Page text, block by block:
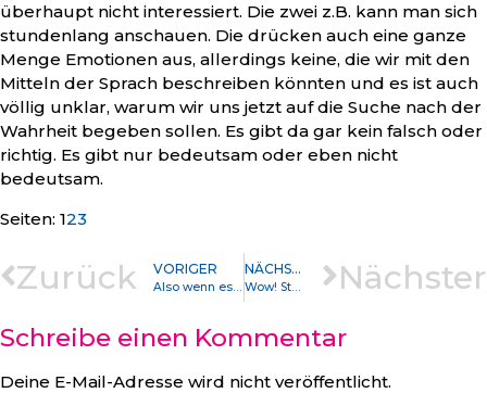
überhaupt nicht interessiert. Die zwei z.B. kann man sich
stundenlang anschauen. Die drücken auch eine ganze
Menge Emotionen aus, allerdings keine, die wir mit den
Mitteln der Sprach beschreiben könnten und es ist auch
völlig unklar, warum wir uns jetzt auf die Suche nach der
Wahrheit begeben sollen. Es gibt da gar kein falsch oder
richtig. Es gibt nur bedeutsam oder eben nicht
bedeutsam.
Seiten: Seite
1,Seite
2,Seite
3
Zurück VORIGER NÄCHSTER
Wow! Staat verscherpelt Abituraufaufgaben an Verlage und die machen damit richtig Kasse Nächster
Schreibe einen Kommentar
Deine E-Mail-Adresse wird nicht veröffentlicht.